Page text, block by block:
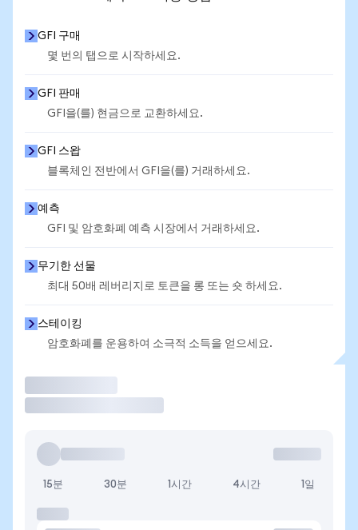
GFI 구매
몇 번의 탭으로 시작하세요.
GFI 판매
GFI을(를) 현금으로 교환하세요.
GFI 스왑
블록체인 전반에서 GFI을(를) 거래하세요.
예측
GFI 및 암호화폐 예측 시장에서 거래하세요.
무기한 선물
최대 50배 레버리지로 토큰을 롱 또는 숏 하세요.
스테이킹
암호화폐를 운용하여 소극적 소득을 얻으세요.
15분 30분 1시간 4시간 1일